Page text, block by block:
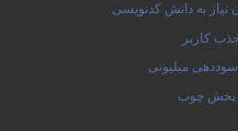
به دانش کدنویسی
کاربر
میلیونی
پخش چوب